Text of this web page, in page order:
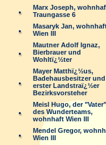
Marx Joseph,
Traungasse 6
Masaryk Jan,
Wien III
Mautner Adolf Ignaz,
Bierbrauer und
Wohltï¿½ter
Mayer Matthï¿½us,
Badehausbesitzer und
erster Landstraï¿½er
Bezirksvorsteher
Meisl Hugo, der "Vater"
des Wunderteams,
wohnhaft Wien III
Mendel Gregor,
Wien III